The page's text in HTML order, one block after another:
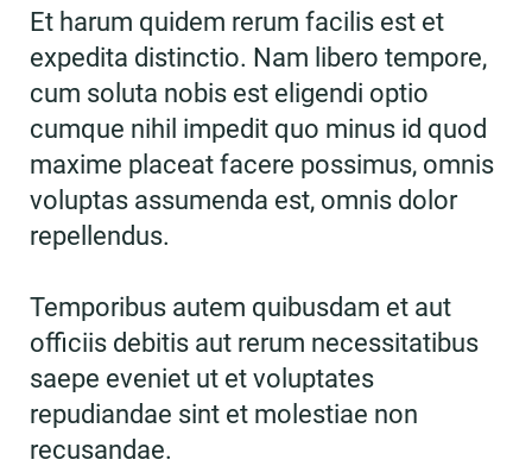
Et harum quidem rerum facilis est et
expedita distinctio. Nam libero tempore,
cum soluta nobis est eligendi optio
cumque nihil impedit quo minus id quod
maxime placeat facere possimus, omnis
voluptas assumenda est, omnis dolor
repellendus.
Temporibus autem quibusdam et aut
officiis debitis aut rerum necessitatibus
saepe eveniet ut et voluptates
repudiandae sint et molestiae non
recusandae.